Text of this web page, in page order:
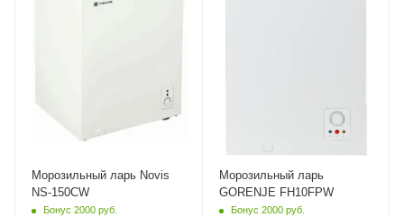
Морозильный ларь Novis
NS-150CW
Бонус 2000 руб.
Морозильный ларь
GORENJE FH10FPW
Бонус 2000 руб.